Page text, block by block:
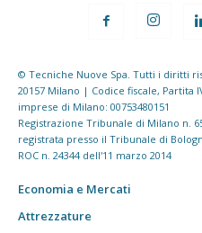
© Tecniche Nuove Spa. Tutti i diritti
20157 Milano | Codice fiscale, Partita
imprese di Milano: 00753480151
Registrazione Tribunale di Milano n.
registrata presso il Tribunale di
ROC n. 24344 dell'11 marzo 2014
Economia e Mercati
Attrezzature